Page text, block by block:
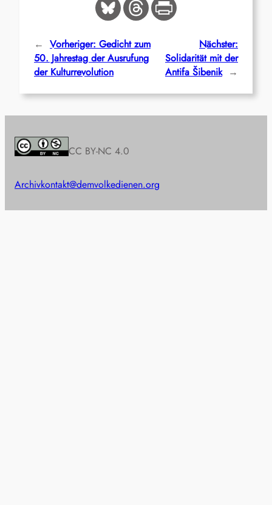
← Vorheriger: Gedicht zum
50. Jahrestag der Ausrufung
der Kulturrevolution
Nächster:
Solidarität mit der
Antifa Šibenik →
CC BY-NC 4.0
Archivkontakt@demvolkedienen.org